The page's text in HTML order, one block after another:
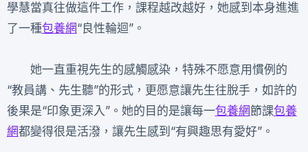
學慧當真往做這件工作，課程越改越好，她感到本身進進
了一種包養網“良性輪迴”。
她一直重視先生的感觸感染，特殊不愿意用慣例的
“教員講、先生聽”的形式，更愿意讓先生往脫手，如許的
後果是“印象更深入”。她的目的是讓每一包養網節課包養
網都變得很是活潑，讓先生感到“有興趣思有愛好”。